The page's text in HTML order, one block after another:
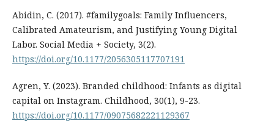
Abidin, C. (2017). #familygoals: Family Influencers,
Calibrated Amateurism, and Justifying Young Digital
Labor. Social Media + Society, 3(2).
https://doi.org/10.1177/2056305117707191
Agren, Y. (2023). Branded childhood: Infants as digital
capital on Instagram. Childhood, 30(1), 9-23.
https://doi.org/10.1177/09075682221129367